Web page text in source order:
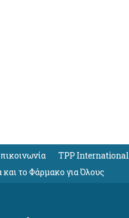
TPP International
το Φάρμακο για Όλους